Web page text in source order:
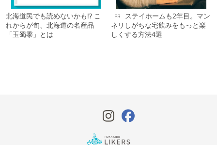
北海道民でも読めないかも!? こ
れからが旬、北海道の名産品
「玉蜀黍」とは
PR
ステイホームも2年目。マン
ネリしがちな宅飲みをもっと楽
しくする方法4選